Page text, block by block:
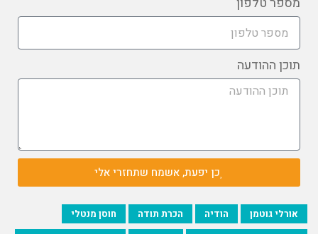
תוכן ההודעה
כן יפעת, אשמח שתחזרי אלי
אורלי גוטמן הודיה הכרת תודה
חוסן מנטלי